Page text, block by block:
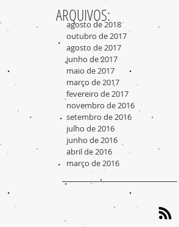
agosto de 2018
outubro de 2017
agosto de 2017
junho de 2017
maio de 2017
março de 2017
fevereiro de 2017
novembro de 2016
setembro de 2016
julho de 2016
junho de 2016
abril de 2016
março de 2016
ARQUIVOS: